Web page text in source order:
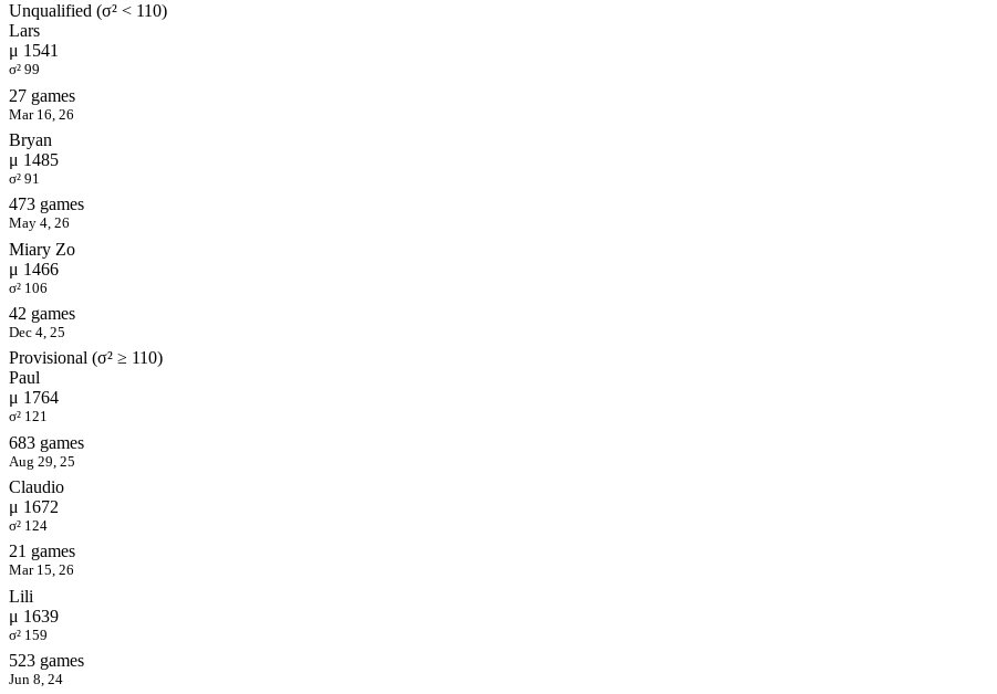
Unqualified (σ² < 110)
Lars
μ 1541
σ² 99
27 games
Mar 16, 26
Bryan
μ 1485
σ² 91
473 games
May 4, 26
Miary Zo
μ 1466
σ² 106
42 games
Dec 4, 25
Provisional (σ² ≥ 110)
Paul
μ 1764
σ² 121
683 games
Aug 29, 25
Claudio
μ 1672
σ² 124
21 games
Mar 15, 26
Lili
μ 1639
σ² 159
523 games
Jun 8, 24